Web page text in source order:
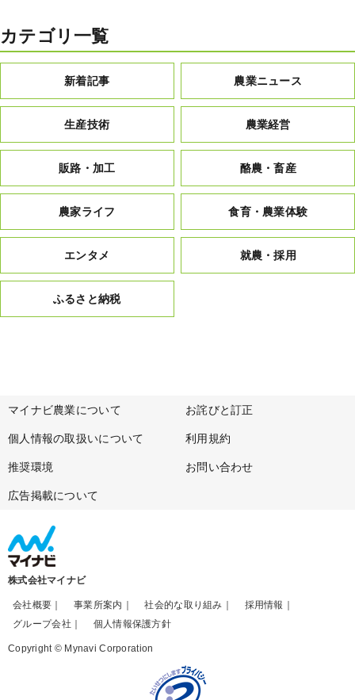
カテゴリ一覧
新着記事 農業ニュース
生産技術 農業経営
販路・加工 酪農・畜産
農家ライフ 食育・農業体験
エンタメ 就農・採用
ふるさと納税
マイナビ農業について お詫びと訂正
個人情報の取扱いについて 利用規約
推奨環境 お問い合わせ
広告掲載について
株式会社マイナビ
会社概要 事業所案内 社会的な取り組み
採用情報
グループ会社
個人情報保護方針
Copyright © Mynavi Corporation